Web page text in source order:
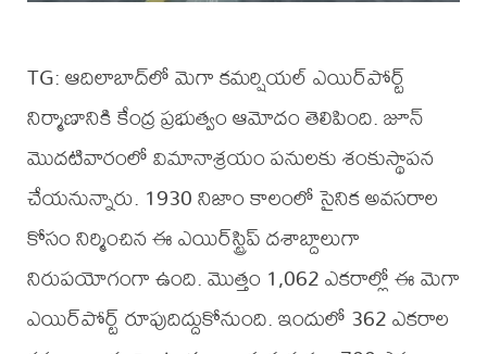
TG: ఆదిలాబాద్‌లో మెగా కమర్షియల్‌ ఎయిర్‌పోర్ట్‌
నిర్మాణానికి కేంద్ర ప్రభుత్వం ఆమోదం తెలిపింది. జూన్‌
మొదటివారంలో విమానాశ్రయం పనులకు శంకుస్థాపన
చేయనున్నారు. 1930 నిజాం కాలంలో సైనిక అవసరాల
కోసం నిర్మించిన ఈ ఎయిర్‌స్ట్రిప్‌ దశాబ్దాలుగా
నిరుపయోగంగా ఉంది. మొత్తం 1,062 ఎకరాల్లో ఈ మెగా
ఎయిర్‌పోర్ట్‌ రూపుదిద్దుకోనుంది. ఇందులో 362 ఎకరాల